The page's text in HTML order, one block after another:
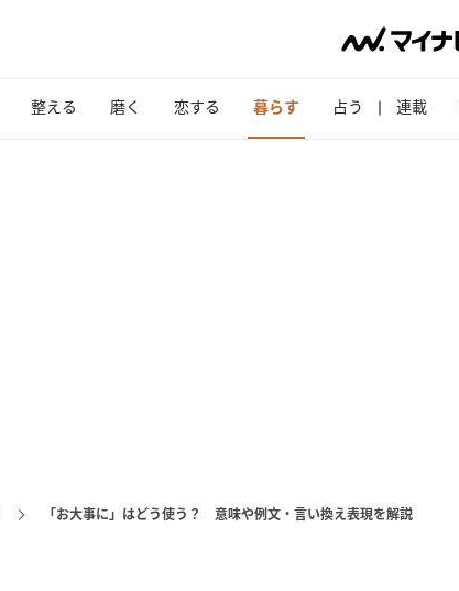
整える 磨く 恋する 暮らす 占う 連載
「お大事に」はどう使う？ 意味や例文・言い換え表現を解説